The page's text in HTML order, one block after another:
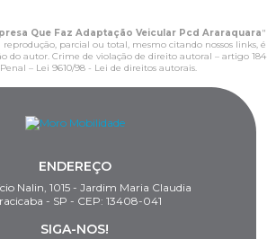
Que Faz Adaptação Veicular Pcd Araraquara"
reprodução, parcial ou total, mesmo citando nossos links, é
do autor. Crime de violação de direito autoral – artigo 184
– Lei 9610/98 - Lei de direitos autorais
ENDEREÇO
Nalin, 1015 - Jardim Maria Claudia
- SP - CEP: 13408-041
SIGA-NOS!